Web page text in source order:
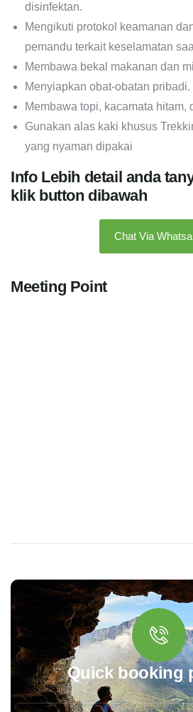
disinfektan.
Mengikuti protokol keamanan
pemandu terkait keselamatan
Membawa bekal makanan dan
Menyiapkan obat-obatan pribadi.
Membawa topi, kacamata hitam,
Gunakan alas kaki khusus
yang nyaman dipakai
Info Lebih detail anda
klik button dibawah
Chat Via
Meeting Point
Quick booking